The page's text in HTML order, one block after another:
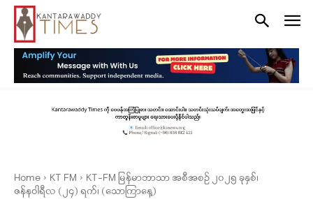
Home KT FM
KT-FM မြန်မာဘာသာ အစီအစဉ် ၂၀၂၅ ခုနှစ်၊
ဇန်နဝါရီလ (၂၄) ရက်၊ (သောကြာနေ့)